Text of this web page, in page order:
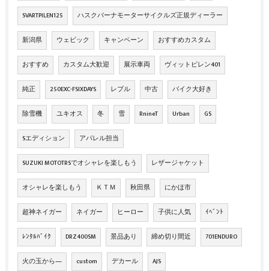
SVARTPILEN125 ハスクバーナモーターサイクルズ正規ディーラー
新潟県 ウェビック キャンペーン おすすめカスタム
おすすめ カスタム大歓迎 展示車両 ヴィットピレン401
純正 250EXC-FSIXDAYS レブル 中古 バイク大好き
除雪機 ユキオス 冬 雪 RnineT Urban GS
Sエディション アパレル担当
SUZUKI MOTOTRSでオシャレを楽しもう レザージャケット
オシャレを楽しもう ＫＴＭ 秋田県 にかほ市
超神ネイガー ネイガー ヒーロー 子供に人気 ｲﾍﾞﾝﾄ
ﾚﾝﾀﾙﾊﾞｲｸ DRZ400SM 景品あり 締め切り間近 701ENDURO
火の玉から― custom デカール AJS